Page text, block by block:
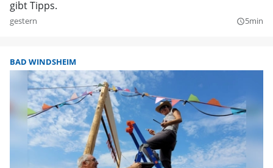
gibt Tipps.
gestern query_builder5min
BAD WINDSHEIM